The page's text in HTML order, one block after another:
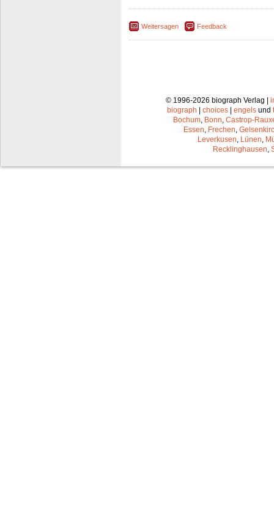
Weitersagen Feedback
© 1996-2026 biograph Verlag |
biograph | choices | engels und
Bochum Bonn Castrop-
Essen Frechen
Leverkusen Lünen
Recklinghausen